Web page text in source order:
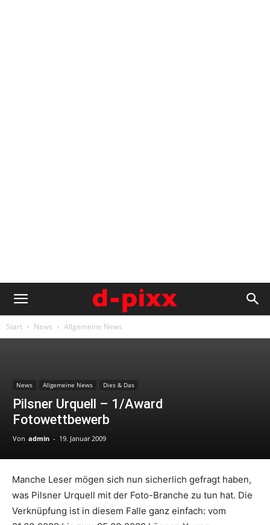
Start News Allgemeine News
News Allgemeine News Dies & Das
Pilsner Urquell – 1/Award
Fotowettbewerb
Von admin - 19. Januar 2009
Manche Leser mögen sich nun sicherlich gefragt haben,
was Pilsner Urquell mit der Foto-Branche zu tun hat. Die
Verknüpfung ist in diesem Falle ganz einfach: vom